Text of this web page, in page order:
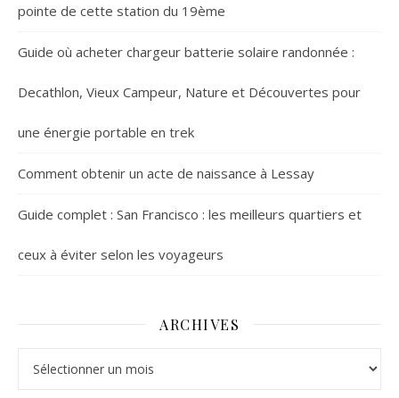
pointe de cette station du 19ème
Guide où acheter chargeur batterie solaire randonnée :
Decathlon, Vieux Campeur, Nature et Découvertes pour
une énergie portable en trek
Comment obtenir un acte de naissance à Lessay
Guide complet : San Francisco : les meilleurs quartiers et
ceux à éviter selon les voyageurs
ARCHIVES